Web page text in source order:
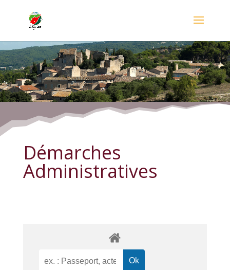
Démarches Administratives
Démarches
Administratives